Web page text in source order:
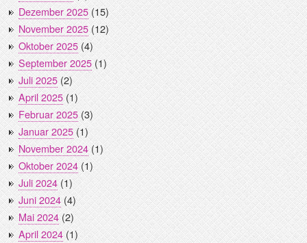
Dezember 2025(15)
November 2025(12)
Oktober 2025(4)
September 2025(1)
Juli 2025(2)
April 2025(1)
Februar 2025(3)
Januar 2025(1)
November 2024(1)
Oktober 2024(1)
Juli 2024(1)
Juni 2024(4)
Mai 2024(2)
April 2024(1)